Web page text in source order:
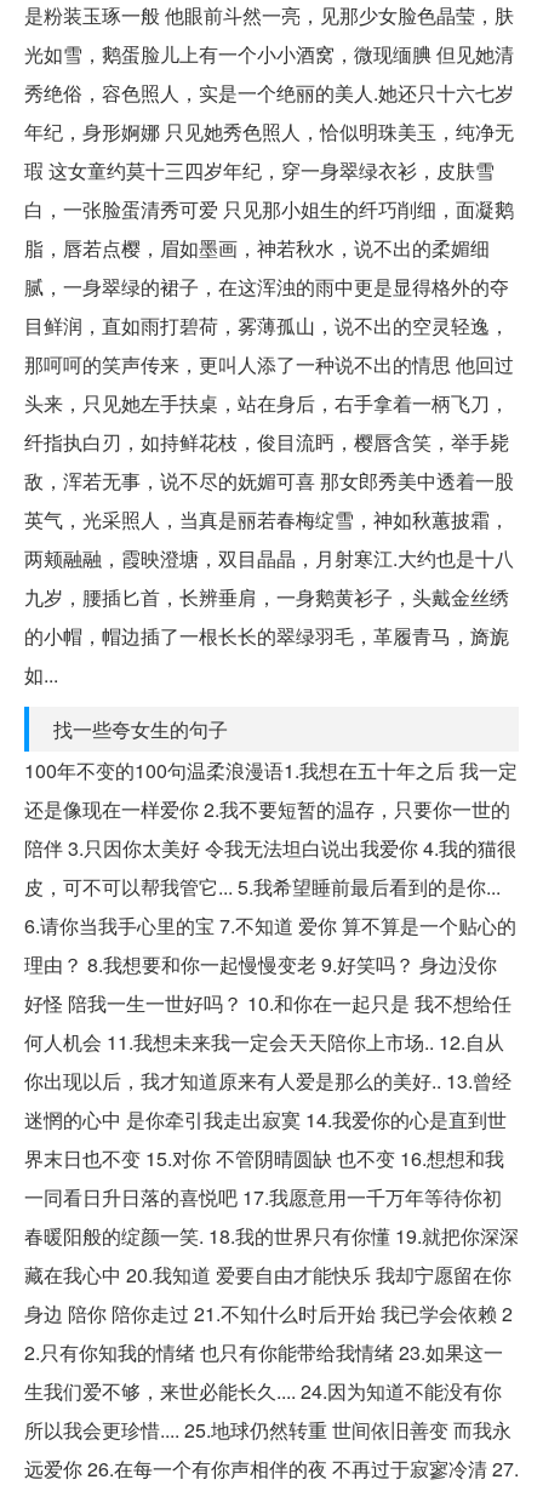
是粉装玉琢一般 他眼前斗然一亮，见那少女脸色晶莹，肤
光如雪，鹅蛋脸儿上有一个小小酒窝，微现缅腆 但见她清
秀绝俗，容色照人，实是一个绝丽的美人.她还只十六七岁
年纪，身形婀娜 只见她秀色照人，恰似明珠美玉，纯净无
瑕 这女童约莫十三四岁年纪，穿一身翠绿衣衫，皮肤雪
白，一张脸蛋清秀可爱 只见那小姐生的纤巧削细，面凝鹅
脂，唇若点樱，眉如墨画，神若秋水，说不出的柔媚细
腻，一身翠绿的裙子，在这浑浊的雨中更是显得格外的夺
目鲜润，直如雨打碧荷，雾薄孤山，说不出的空灵轻逸，
那呵呵的笑声传来，更叫人添了一种说不出的情思 他回过
头来，只见她左手扶桌，站在身后，右手拿着一柄飞刀，
纤指执白刃，如持鲜花枝，俊目流眄，樱唇含笑，举手毙
敌，浑若无事，说不尽的妩媚可喜 那女郎秀美中透着一股
英气，光采照人，当真是丽若春梅绽雪，神如秋蕙披霜，
两颊融融，霞映澄塘，双目晶晶，月射寒江.大约也是十八
九岁，腰插匕首，长辨垂肩，一身鹅黄衫子，头戴金丝绣
的小帽，帽边插了一根长长的翠绿羽毛，革履青马，旖旎
如...
找一些夸女生的句子
100年不变的100句温柔浪漫语1.我想在五十年之后 我一定
还是像现在一样爱你 2.我不要短暂的温存，只要你一世的
陪伴 3.只因你太美好 令我无法坦白说出我爱你 4.我的猫很
皮，可不可以帮我管它... 5.我希望睡前最后看到的是你...
6.请你当我手心里的宝 7.不知道 爱你 算不算是一个贴心的
理由？ 8.我想要和你一起慢慢变老 9.好笑吗？ 身边没你
好怪 陪我一生一世好吗？ 10.和你在一起只是 我不想给任
何人机会 11.我想未来我一定会天天陪你上市场.. 12.自从
你出现以后，我才知道原来有人爱是那么的美好.. 13.曾经
迷惘的心中 是你牵引我走出寂寞 14.我爱你的心是直到世
界末日也不变 15.对你 不管阴晴圆缺 也不变 16.想想和我
一同看日升日落的喜悦吧 17.我愿意用一千万年等待你初
春暖阳般的绽颜一笑. 18.我的世界只有你懂 19.就把你深深
藏在我心中 20.我知道 爱要自由才能快乐 我却宁愿留在你
身边 陪你 陪你走过 21.不知什么时后开始 我已学会依赖 2
2.只有你知我的情绪 也只有你能带给我情绪 23.如果这一
生我们爱不够，来世必能长久.... 24.因为知道不能没有你
所以我会更珍惜.... 25.地球仍然转重 世间依旧善变 而我永
远爱你 26.在每一个有你声相伴的夜 不再过于寂寥冷清 27.